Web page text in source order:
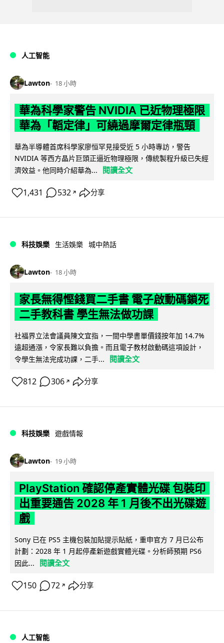
人工智能
Lawton 18 小時
華為科學家警告 NVIDIA 已近物理極限
華為「韜定律」可繞過摩爾定律瓶頸
華為半導體首席科學家廖恒罕見接受近 5 小時專訪，警告
NVIDIA 等西方晶片巨頭正逼近物理極限，傳統製程升級已失經
濟效益。他同時介紹華為...
閱讀全文
1,431 532 ↗ 分享
科技娛樂 生活娛樂 城中熱話
Lawton 18 小時
家長無得慳錢買二手書 電子啟動碼鎖死
二手教科書 學生無法做功課
社福界立法會議員陳文宜指，一間中學書單價錢按年加 14.7%
遠超通漲，令家長難以負擔。而且電子教材啟動碼這項設計，
令學生無法完成功課，二手...
閱讀全文
812 306 ↗ 分享
科技娛樂 遊戲情報
Lawton 19 小時
PlayStation 確認停產實體光碟 包裝印
出重要通告 2028 年 1 月後不出光碟遊
戲
Sony 已在 PS5 主機包裝加貼提示貼紙，重申官方 7 月已公布
計劃：2028 年 1 月起停產新遊戲實體光碟。分析師預期 PS6
因此...
閱讀全文
150 72 ↗ 分享
人工智能